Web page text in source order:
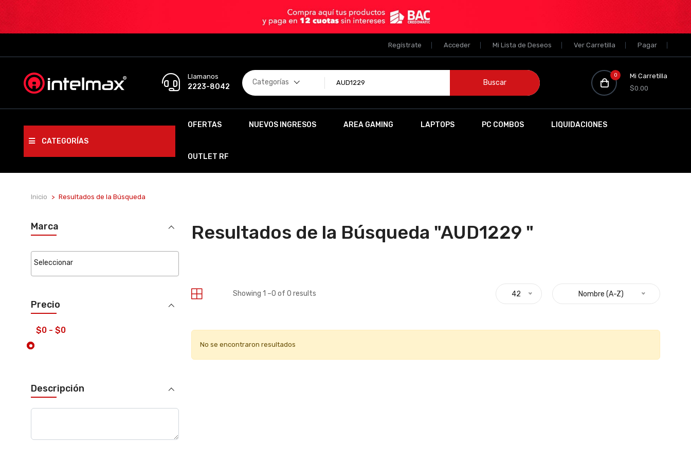
Regístrate Acceder Mi Lista de Deseos Ver Carretilla Pagar
Llamanos
2223-8042 Buscar
Categorías
0
Mi Carretilla
$0.00
CATEGORÍAS
OFERTAS NUEVOS INGRESOS AREA GAMING LAPTOPS PC COMBOS LIQUIDACIONES
OUTLET RF
Inicio Resultados de la Búsqueda
Marca
Precio
Descripción
Resultados de la Búsqueda "AUD1229 "
Showing 1 –0 of 0 results 42 Nombre (A-Z)
No se encontraron resultados